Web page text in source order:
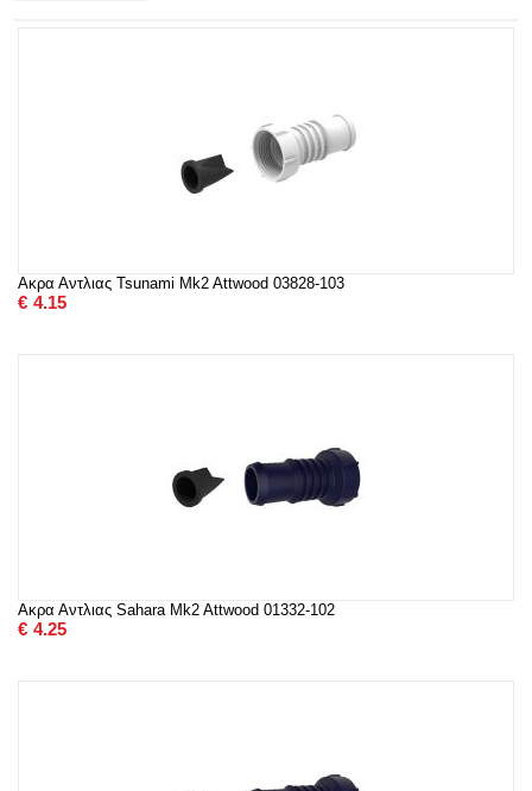
Ακρα Αντλιας Tsunami Mk2 Attwood 03828-103
€ 4.15
Ακρα Αντλιας Sahara Mk2 Attwood 01332-102
€ 4.25